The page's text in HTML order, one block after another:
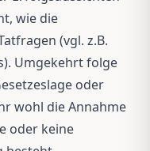
wie die
(vgl. z.B.
Umgekehrt folge
oder
wohl die Annahme
oder keine